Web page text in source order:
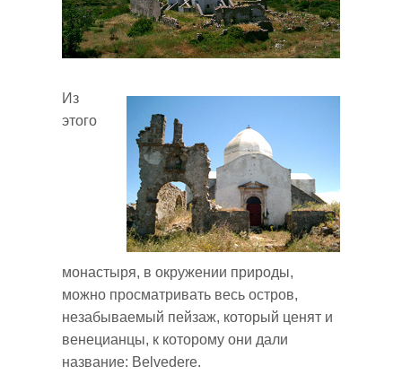
Из
этого
монастыря, в окружении природы,
можно просматривать весь остров,
незабываемый пейзаж, который ценят и
венецианцы, к которому они дали
название: Belvedere.